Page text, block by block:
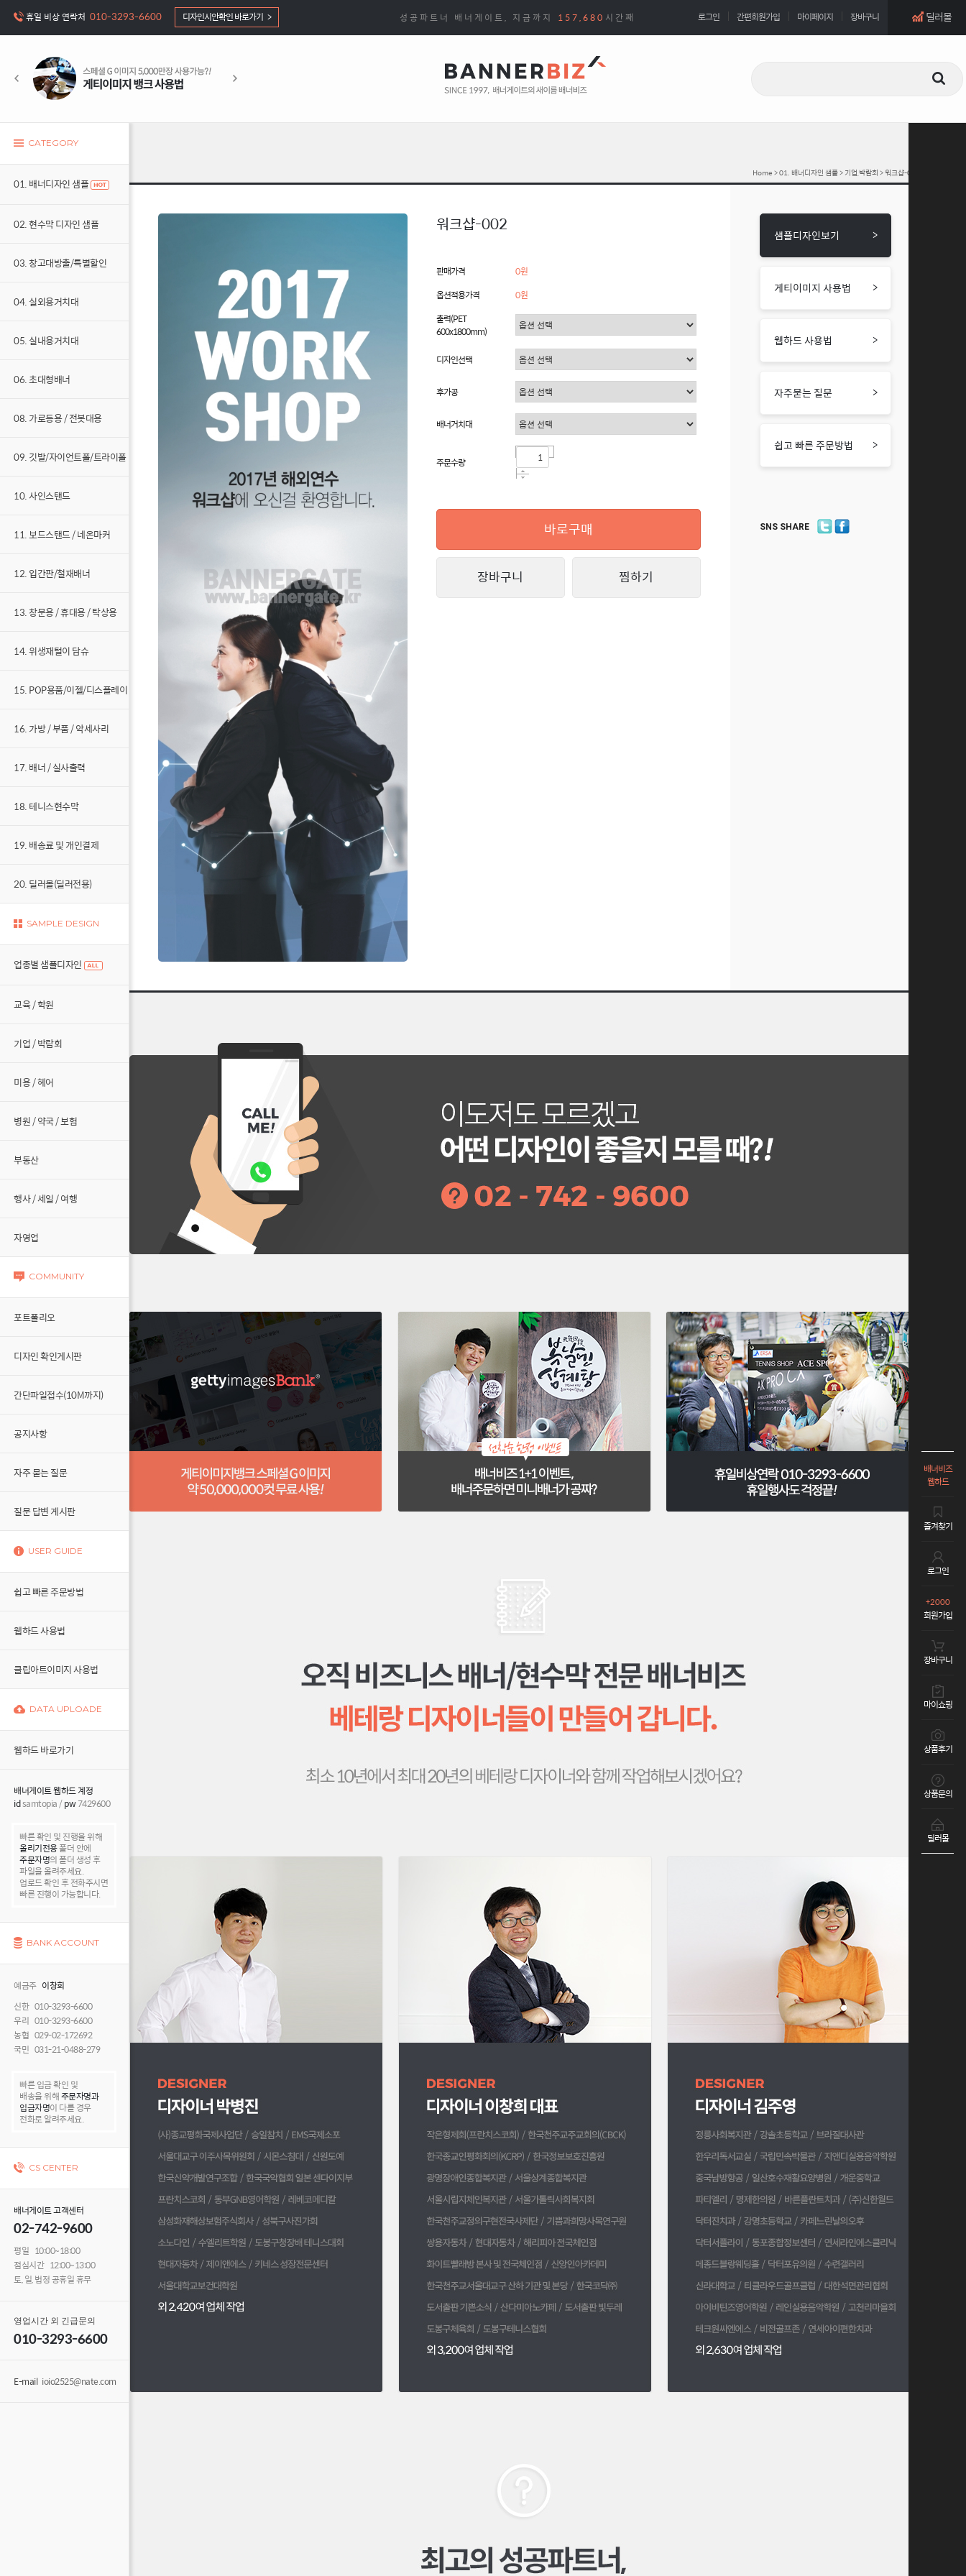
배너비즈
웹하드
즐겨찾기
로그인
+2000
회원가입
장바구니
마이쇼핑
상품후기
상품문의
딜러몰
CATEGORY
01. 배너디자인 샘플
02. 현수막 디자인 샘플
03. 창고대방출/특별할인
04. 실외용거치대
05. 실내용거치대
06. 초대형배너
08. 가로등용 / 전봇대용
09. 깃발/자이언트폴/트라이폴
10. 사인스탠드
11. 보드스탠드 / 네온마커
12. 입간판/철재배너
13. 창문용 / 휴대용 / 탁상용
14. 위생재털이 담슈
15. POP용품/이젤/디스플레이
16. 가방 / 부품 / 악세사리
17. 배너 / 실사출력
18. 테니스현수막
19. 배송료 및 개인결제
20. 딜러몰(딜러전용)
SAMPLE DESIGN
업종별 샘플디자인
교육 / 학원
기업 / 박람회
미용 / 헤어
병원 / 약국 / 보험
부동산
행사 / 세일 / 여행
자영업
COMMUNITY
포트폴리오
디자인 확인게시판
간단파일접수(10M까지)
공지사항
자주 묻는 질문
질문 답변 게시판
USER GUIDE
쉽고 빠른 주문방법
웹하드 사용법
클립아트이미지 사용법
DATA UPLOADE
웹하드 바로가기
배너게이트 웹하드 계정
idsamtopia /pw7429600
빠른 확인 및 진행을 위해
올리기전용폴더 안에
주문자명의 폴더 생성 후
파일을 올려주세요.
업로드 확인 후 전화주시면
빠른 진행이 가능합니다.
BANK ACCOUNT
예금주이창희
신한 010-3293-6600
우리 010-3293-6600
농협 029-02-172692
국민 031-21-0488-279
빠른 입금 확인 및
배송을 위해주문자명과
입금자명이 다를 경우
전화로 알려주세요.
CS CENTER
배너게이트 고객센터
02-742-9600
평일 10:00~18:00
점심시간 12:00~13:00
토, 일, 법정 공휴일 휴무
영업시간 외 긴급문의
010-3293-6600
E-mail ioio2525@nate.com
휴일 비상 연락처 010-3293-6600 디자인시안확인 바로가기 > 성공파트너 배너게이트, 지금까지 157,680 시간째 로그인 간편회원가입 마이페이지 장바구니 딜러몰
Home>01. 배너디자인 샘플>기업,박람회> 워크샵-002
워크샵-002
판매가격
0원
옵션적용가격
0원
출력(PET
600x1800mm)
디자인선택
후가공
배너거치대
주문수량
바로구매
장바구니 찜하기
샘플디자인보기 >
게티이미지 사용법 >
웹하드 사용법 >
자주묻는 질문 >
쉽고 빠른 주문방법 >
SNS SHARE